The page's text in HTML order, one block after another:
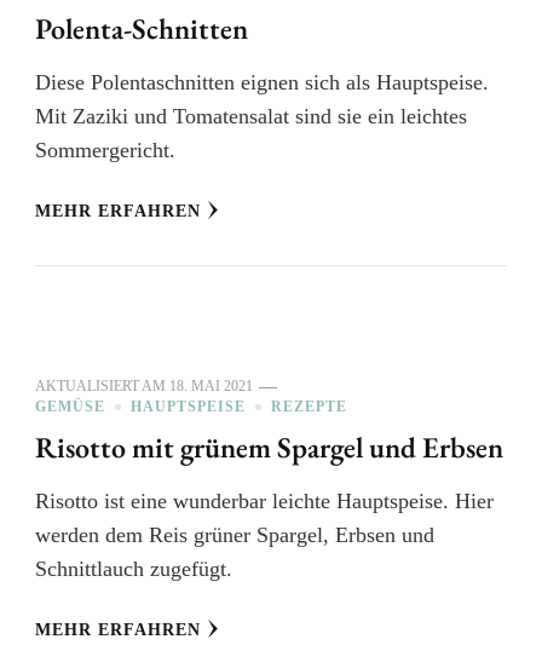
Polenta-Schnitten
Diese Polentaschnitten eignen sich als Hauptspeise.
Mit Zaziki und Tomatensalat sind sie ein leichtes
Sommergericht.
MEHR ERFAHREN
AKTUALISIERT AM 18. MAI 2021
GEMÜSE
HAUPTSPEISE REZEPTE
Risotto mit grünem Spargel und Erbsen
Risotto ist eine wunderbar leichte Hauptspeise. Hier
werden dem Reis grüner Spargel, Erbsen und
Schnittlauch zugefügt.
MEHR ERFAHREN